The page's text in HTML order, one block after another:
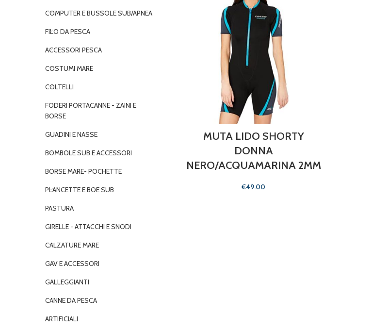
COMPUTER E BUSSOLE SUB/APNEA
FILO DA PESCA
ACCESSORI PESCA
COSTUMI MARE
COLTELLI
FODERI PORTACANNE - ZAINI E
BORSE
GUADINI E NASSE
BOMBOLE SUB E ACCESSORI
BORSE MARE- POCHETTE
PLANCETTE E BOE SUB
PASTURA
GIRELLE - ATTACCHI E SNODI
CALZATURE MARE
GAV E ACCESSORI
GALLEGGIANTI
CANNE DA PESCA
ARTIFICIALI
MUTA LIDO SHORTY
DONNA
NERO/ACQUAMARINA 2MM
€